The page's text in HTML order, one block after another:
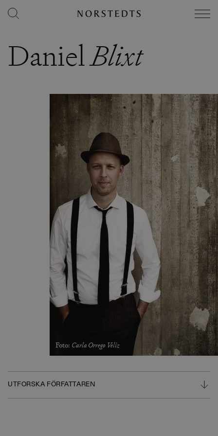
T
T
L
L
E
DanielBlixt
Foto: Carla Orrego Veliz
UTFORSKA FÖRFATTAREN